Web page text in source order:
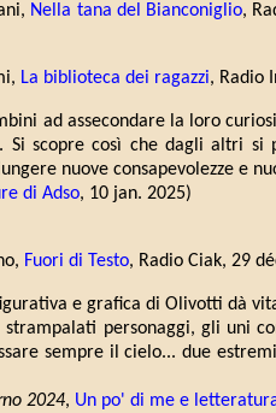
Nella tana del Bianconiglio,
La biblioteca dei ragazzi, Radio
ad assecondare la loro
Si scopre così che dagli altri si
nuove consapevolezze e
di Adso, 10 jan. 2025)
Fuori di Testo, Radio Ciak, 29
e grafica di Olivotti dà
personaggi, gli uni
sempre il cielo... due
2024, Un po' di me e